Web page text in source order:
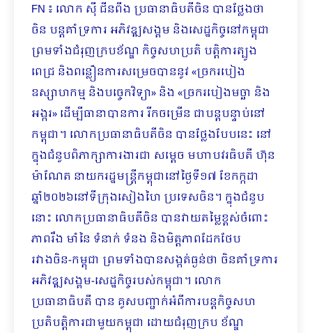
FN ៖ លោក ស៊ី ជីនពីង ប្រធានាធិបតីចិន បានថ្លែងថា
ចិន បន្តគាំទ្រការ អភិវឌ្ឍសង្គម និងសេដ្ឋកិច្ចនៅកម្ពុជា
ព្រមទាំងជំរុញក្របខ័ណ្ឌ កិច្ចសហប្រតិ បត្តិការត្បូង
ពេជ្រ និងពន្លឿនការសម្រេចបាននូវ «ច្រករបៀង
ឧស្សាហកម្ម និងបច្ចេកវិទ្យា» និង «ច្រករបៀងមច្ឆា និង
អង្ករ» ដើម្បីធានាបានការ រីកចម្រើន ជាបន្តបន្ទាប់នៅ
កម្ពុជា។ លោកប្រធានាធិបតីចិន បានថ្លែងបែបនេះ នៅ
ក្នុងជំនួបពិភាក្សាការងារជា សម្តេច មហាបវរធិបតី ហ៊ុន
ម៉ាណែត នាយករដ្ឋមន្ត្រីកម្ពុជានៅថ្ងៃទី១៧ ខែកក្កដា
ឆ្នាំ២០២៦នៅទីក្រុងសៀងហៃ ប្រទេសចិន។ ក្នុងជំនួប
នោះ លោកប្រធានាធិបតីចិន បានវាយតម្លៃខ្ពស់ចំពោះ
ភាពរឹង មាំនៃ ទំនាក់ ទំនង និងមិត្តភាពដែកថែប
រវាងចិន-កម្ពុជា ព្រមទាំងបានសង្កត់ធ្ងន់ថា ចិនគាំទ្រការ
អភិវឌ្ឍសង្គម-សេដ្ឋកិច្ចរបស់កម្ពុជា។ លោក
ប្រធានាធិបតី បាន គូសបញ្ជាក់អំពីការបន្តកិច្ចសហ
ប្រតិបត្តិការជាមួយកម្ពុជា ដោយជំរុញក្រប ខ័ណ្ឌ